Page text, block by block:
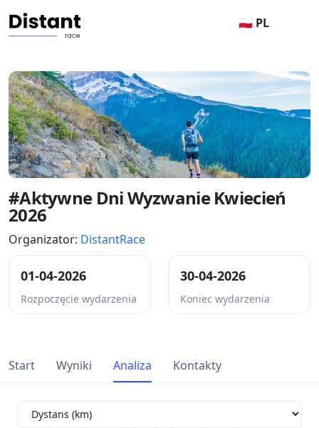
🇵🇱 PL
#Aktywne Dni Wyzwanie Kwiecień
2026
Organizator: DistantRace
01-04-2026
Rozpoczęcie wydarzenia
30-04-2026
Koniec wydarzenia
Start Wyniki Analiza Kontakty